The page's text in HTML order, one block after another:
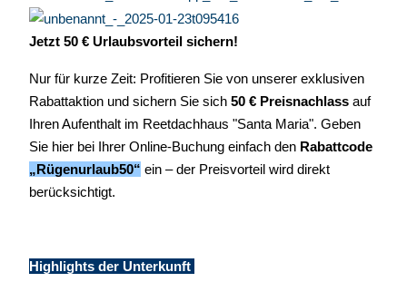
Jetzt 50 € Urlaubsvorteil sichern!
Nur für kurze Zeit: Profitieren Sie von unserer exklusiven
Rabattaktion und sichern Sie sich 50 € Preisnachlass auf
Ihren Aufenthalt im Reetdachhaus "Santa Maria". Geben
Sie hier bei Ihrer Online-Buchung einfach den Rabattcode
„Rügenurlaub50“ ein – der Preisvorteil wird direkt
berücksichtigt.
Highlights der Unterkunft